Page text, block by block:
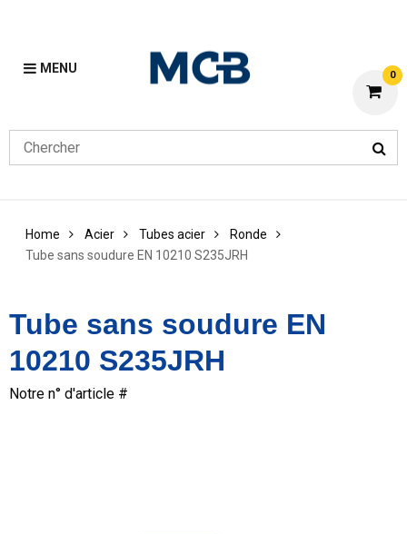
MENU 0
Home Acier Tubes acier
Ronde
Tube sans soudure EN 10210 S235JRH
Tube sans soudure EN
10210 S235JRH
Notre n° d'article #